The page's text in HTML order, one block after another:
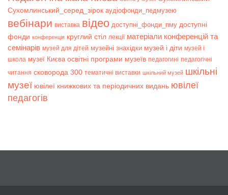
Сухомлинський_серед_зірок аудіофонди_педмузею
вебінари виставка відео доступні_фонди_пму доступні
фонди конференція круглий стіл лекції матеріали конференцій та
семінарів музей для дітей музейні знахідки музей і діти музей і
школа музеї Києва освітні програми музеїв педагогині педагогічні
читання сковорода 300 тематичні виставки шкільний музей шкільні
музеї ювілеї книжкових та періодичних видань ювілеї
педагогів